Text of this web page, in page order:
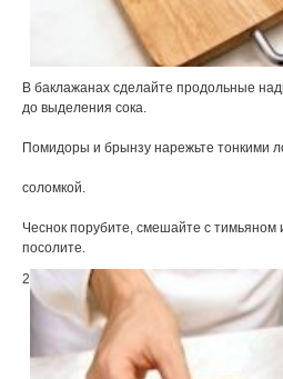
В баклажанах сделайте продольные
до выделения сока.
Помидоры и брынзу нарежьте тонкими
соломкой.
Чеснок порубите, смешайте с
посолите.
2